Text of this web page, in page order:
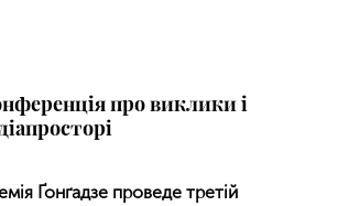
про виклики і
Ґонґадзе проведе третій